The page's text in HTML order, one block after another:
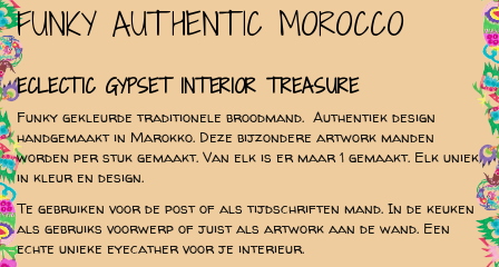
FUNKY AUTHENTIC MOROCCO
ECLECTIC GYPSET INTERIOR TREASURE
Funky gekleurde traditionele broodmand. Authentiek design
handgemaakt in Marokko. Deze bijzondere artwork manden
worden per stuk gemaakt. Van elk is er maar 1 gemaakt. Elk uniek
in kleur en design.
Te gebruiken voor de post of als tijdschriften mand. In de keuken
als gebruiks voorwerp of juist als artwork aan de wand. Een
echte unieke eyecather voor je interieur.